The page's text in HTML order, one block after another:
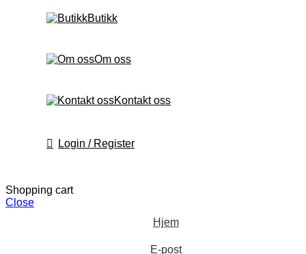
Butikk
Om oss
Kontakt oss
Login / Register
Shopping cart
Close
Hjem
E-post